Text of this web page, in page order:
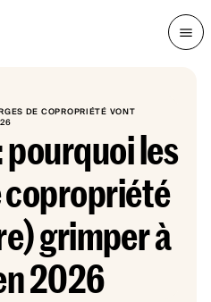
DE COPROPRIÉTÉ VONT
pourquoi les
copropriété
grimper à
2026